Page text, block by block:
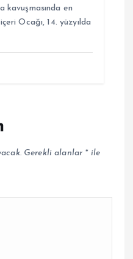
kavuşmasında en
Ocağı, 14. yüzyılda
Gerekli alanlar *ile